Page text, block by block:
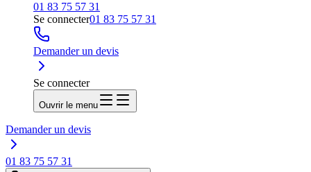
01 83 75 57 31
Se connecter01 83 75 57 31
Demander un devis
Se connecter
Ouvrir le menu
Demander un devis
01 83 75 57 31